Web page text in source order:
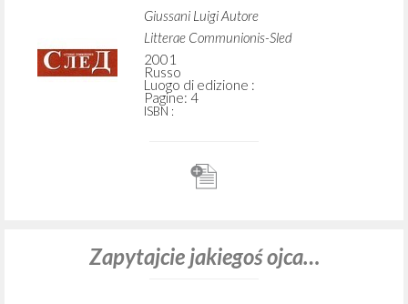
Giussani Luigi Autore
Litterae Communionis-Sled
2001
Russo
Luogo di edizione :
Pagine: 4
ISBN :
Zapytajcie jakiegoś ojca…